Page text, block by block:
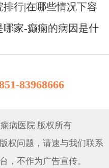
排行|在哪些情况下容
家-癫痫的病因是什
83968666
病医院 版权所有
权问题，请速与我们联系
，不作为广告宣传。